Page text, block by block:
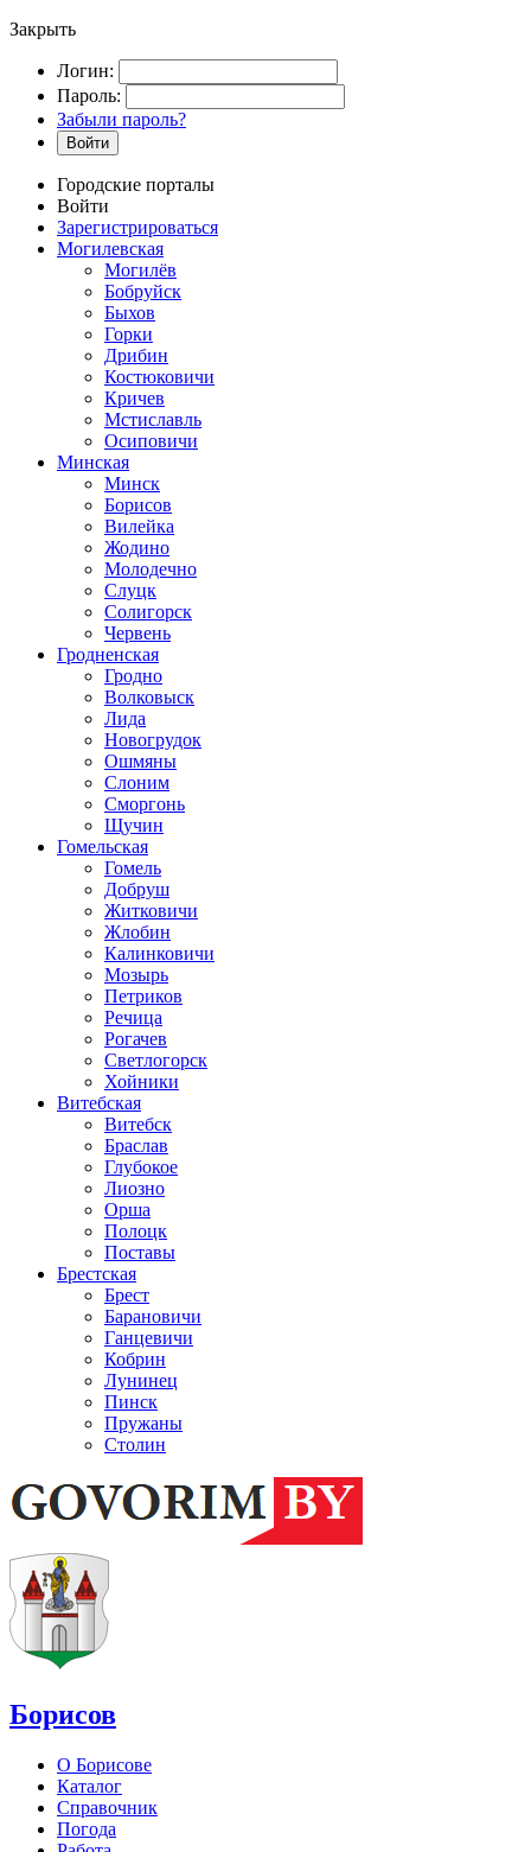
Закрыть
Логин:
Пароль:
Забыли пароль?
Войти
Городские порталы
Войти
Зарегистрироваться
Могилевская
Могилёв
Бобруйск
Быхов
Горки
Дрибин
Костюковичи
Кричев
Мстиславль
Осиповичи
Минская
Минск
Борисов
Вилейка
Жодино
Молодечно
Слуцк
Солигорск
Червень
Гродненская
Гродно
Волковыск
Лида
Новогрудок
Ошмяны
Слоним
Сморгонь
Щучин
Гомельская
Гомель
Добруш
Житковичи
Жлобин
Калинковичи
Мозырь
Петриков
Речица
Рогачев
Светлогорск
Хойники
Витебская
Витебск
Браслав
Глубокое
Лиозно
Орша
Полоцк
Поставы
Брестская
Брест
Барановичи
Ганцевичи
Кобрин
Лунинец
Пинск
Пружаны
Столин
Борисов
О Борисове
Каталог
Справочник
Погода